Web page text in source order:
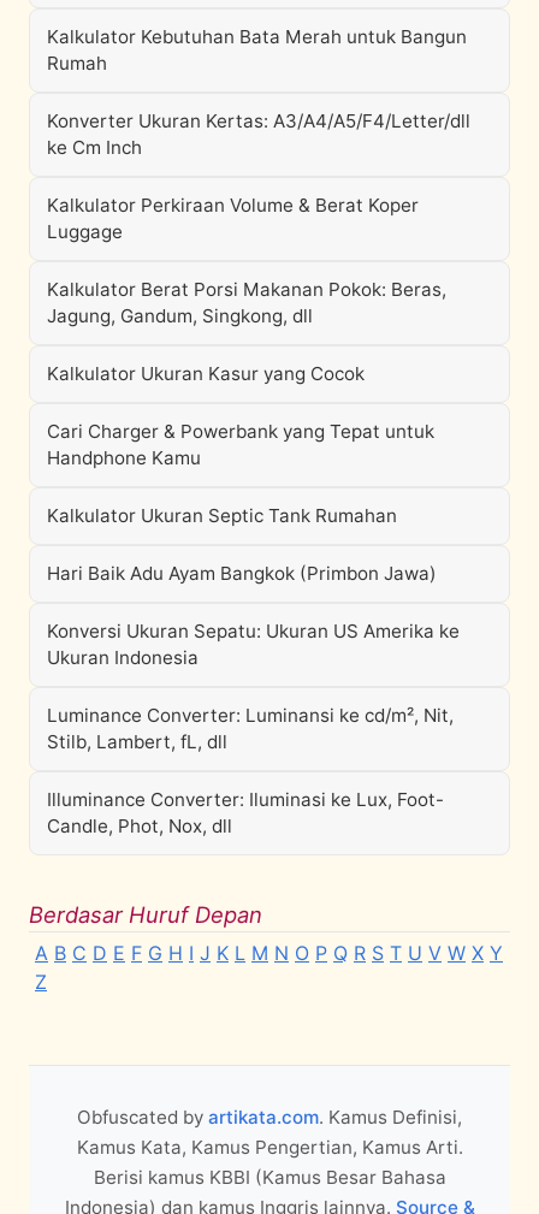
Kalkulator Kebutuhan Bata Merah untuk Bangun
Rumah
Konverter Ukuran Kertas: A3/A4/A5/F4/Letter/dll
ke Cm Inch
Kalkulator Perkiraan Volume & Berat Koper
Luggage
Kalkulator Berat Porsi Makanan Pokok: Beras,
Jagung, Gandum, Singkong, dll
Kalkulator Ukuran Kasur yang Cocok
Cari Charger & Powerbank yang Tepat untuk
Handphone Kamu
Kalkulator Ukuran Septic Tank Rumahan
Hari Baik Adu Ayam Bangkok (Primbon Jawa)
Konversi Ukuran Sepatu: Ukuran US Amerika ke
Ukuran Indonesia
Luminance Converter: Luminansi ke cd/m², Nit,
Stilb, Lambert, fL, dll
Illuminance Converter: Iluminasi ke Lux, Foot-
Candle, Phot, Nox, dll
Berdasar Huruf Depan
A B C D E F G H I J K L M N O P Q R S T U V W X Y
Z
Obfuscated by artikata.com. Kamus Definisi,
Kamus Kata, Kamus Pengertian, Kamus Arti.
Berisi kamus KBBI (Kamus Besar Bahasa
Indonesia) dan kamus Inggris lainnya. Source &